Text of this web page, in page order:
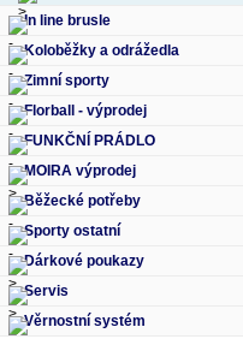
In line brusle
Koloběžky a odrážedla
Zimní sporty
Florball - výprodej
FUNKČNÍ PRÁDLO
MOIRA výprodej
Běžecké potřeby
Sporty ostatní
Dárkové poukazy
Servis
Věrnostní systém